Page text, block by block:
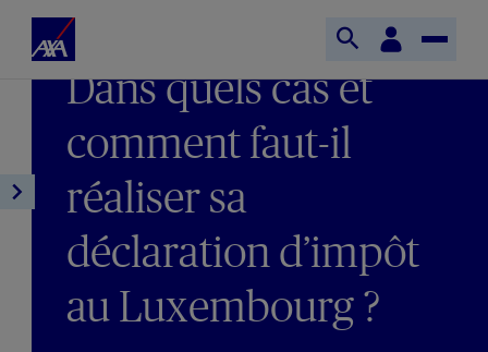
Aller au contenu principal
Accueil
AXA
Espace
client
Ouvrir
la
recherche
Toggle
DERNIÈRE MISE À JOUR : 24/07/2026
Dans quels cas et
comment faut-il
réaliser sa
déclaration d’impôt
au Luxembourg ?
Ouvrir
navigation
l'article